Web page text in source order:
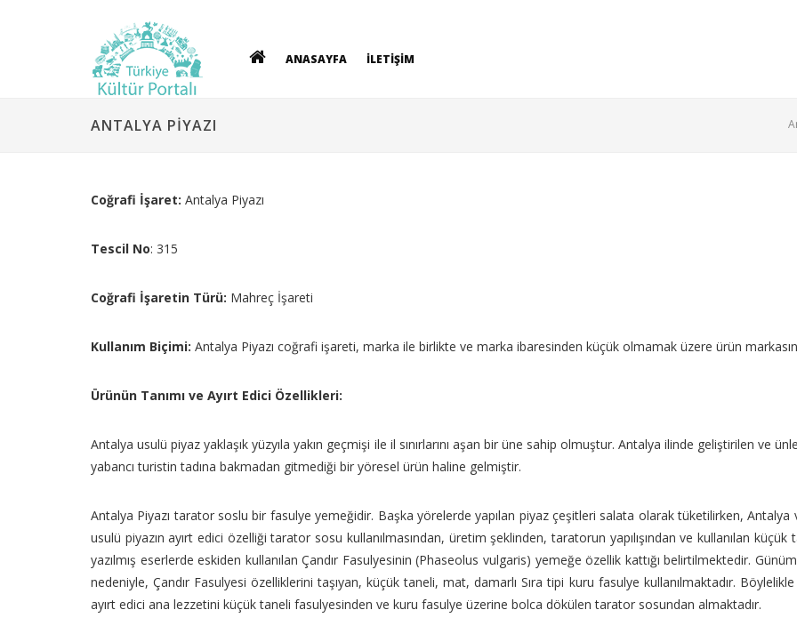
ANASAYFA İLETİŞİM
ANTALYA PİYAZI
Coğrafi İşaret: Antalya Piyazı
Tescil No: 315
Coğrafi İşaretin Türü: Mahreç İşareti
Kullanım Biçimi: Antalya Piyazı coğrafi işareti, marka ile birlikte ve marka ibaresinden küçük olmamak üzere ürün
Ürünün Tanımı ve Ayırt Edici Özellikleri:
Antalya usulü piyaz yaklaşık yüzyıla yakın geçmişi ile il sınırlarını aşan bir üne sahip olmuştur. Antalya ilinde geliştirilen ve
yabancı turistin tadına bakmadan gitmediği bir yöresel ürün haline gelmiştir.
Antalya Piyazı tarator soslu bir fasulye yemeğidir. Başka yörelerde yapılan piyaz çeşitleri salata olarak tüketilirken,
usulü piyazın ayırt edici özelliği tarator sosu kullanılmasından, üretim şeklinden, taratorun yapılışından ve kullanılan
yazılmış eserlerde eskiden kullanılan Çandır Fasulyesinin (Phaseolus vulgaris) yemeğe özellik kattığı belirtilmektedir.
nedeniyle, Çandır Fasulyesi özelliklerini taşıyan, küçük taneli, mat, damarlı Sıra tipi kuru fasulye kullanılmaktadır.
ayırt edici ana lezzetini küçük taneli fasulyesinden ve kuru fasulye üzerine bolca dökülen tarator sosundan almaktadır.